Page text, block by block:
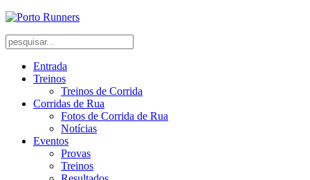
Entrada
Treinos
Treinos de Corrida
Corridas de Rua
Fotos de Corrida de Rua
Notícias
Eventos
Provas
Treinos